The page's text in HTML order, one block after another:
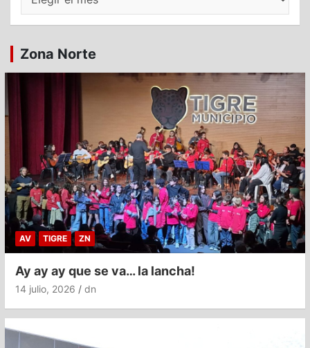
Zona Norte
AV TIGRE ZN
Ay ay ay que se va… la lancha!
14 julio, 2026 dn